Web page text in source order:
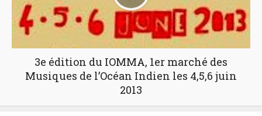
3e édition du IOMMA, 1er marché des
Musiques de l’Océan Indien les 4,5,6 juin
2013